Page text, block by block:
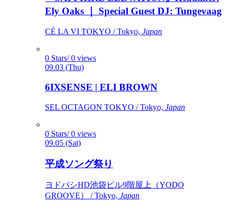
Ely Oaks ｜ Special Guest DJ: Tungevaag
CÉ LA VI TOKYO / Tokyo, Japan
0 Stars/ 0 views
09.03 (Thu)
6IXSENSE | ELI BROWN
SEL OCTAGON TOKYO / Tokyo, Japan
0 Stars/ 0 views
09.05 (Sat)
平成ソング祭り
ヨドバシHD池袋ビル9階屋上（YODO
GROOVE） / Tokyo, Japan